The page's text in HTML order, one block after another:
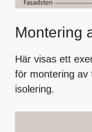
Montering
Här visas ett
för montering av
isolering.